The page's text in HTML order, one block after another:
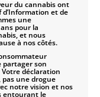
du cannabis ont
et de
une
pour la
et nous
à nos côtés.
partager son
déclaration
pas une drogue
notre vision et nos
entourant le